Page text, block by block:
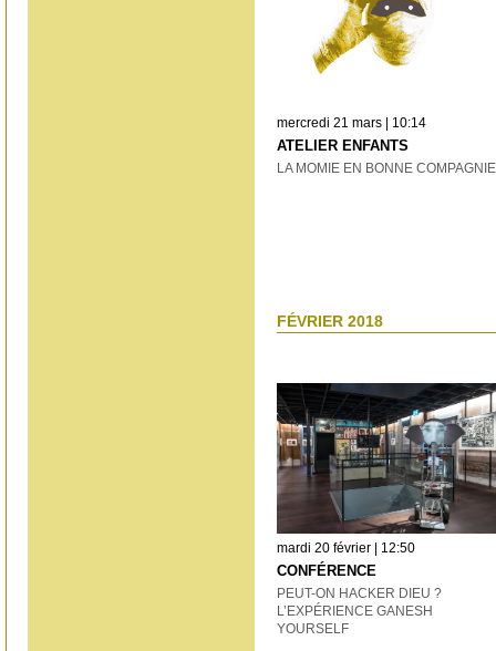
mercredi 21 mars | 10:14
ATELIER ENFANTS
LA MOMIE EN BONNE COMPAGNIE
FÉVRIER 2018
mardi 20 février | 12:50
CONFÉRENCE
PEUT-ON HACKER DIEU ?
L’EXPÉRIENCE GANESH
YOURSELF